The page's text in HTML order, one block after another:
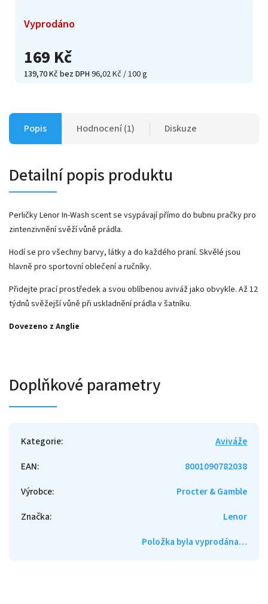
169 Kč
139,70 Kč bez DPH96,02 Kč / 100 g
Vyprodáno
Popis Hodnocení (1) Diskuze
Detailní popis produktu
Perličky Lenor In-Wash scent se vsypávají přímo do bubnu pračky pro
zintenzivnění svěží vůně prádla.
Hodí se pro všechny barvy, látky a do každého praní. Skvělé jsou
hlavně pro sportovní oblečení a ručníky.
Přidejte prací prostředek a svou oblíbenou aviváž jako obvykle. Až 12
týdnů svěžejší vůně při uskladnění prádla v šatníku.
Dovezeno z Anglie
Doplňkové parametry
Kategorie:
Aviváže
EAN:
8001090782038
Výrobce:
Procter & Gamble
Značka:
Lenor
Položka byla vyprodána…